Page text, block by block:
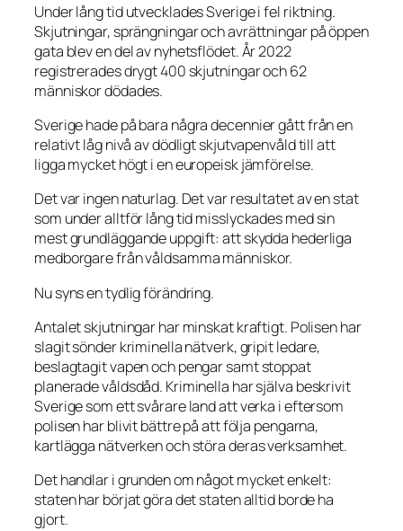
Under lång tid utvecklades Sverige i fel riktning.
Skjutningar, sprängningar och avrättningar på öppen
gata blev en del av nyhetsflödet. År 2022
registrerades drygt 400 skjutningar och 62
människor dödades.
Sverige hade på bara några decennier gått från en
relativt låg nivå av dödligt skjutvapenvåld till att
ligga mycket högt i en europeisk jämförelse.
Det var ingen naturlag. Det var resultatet av en stat
som under alltför lång tid misslyckades med sin
mest grundläggande uppgift: att skydda hederliga
medborgare från våldsamma människor.
Nu syns en tydlig förändring.
Antalet skjutningar har minskat kraftigt. Polisen har
slagit sönder kriminella nätverk, gripit ledare,
beslagtagit vapen och pengar samt stoppat
planerade våldsdåd. Kriminella har själva beskrivit
Sverige som ett svårare land att verka i eftersom
polisen har blivit bättre på att följa pengarna,
kartlägga nätverken och störa deras verksamhet.
Det handlar i grunden om något mycket enkelt:
staten har börjat göra det staten alltid borde ha
gjort.